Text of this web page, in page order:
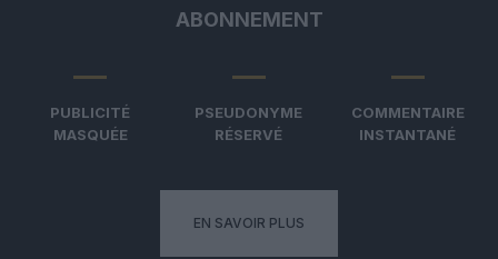
ABONNEMENT
PUBLICITÉ
MASQUÉE
PSEUDONYME
RÉSERVÉ
COMMENTAIRE
INSTANTANÉ
EN SAVOIR PLUS